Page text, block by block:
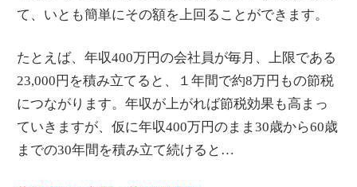
て、いとも簡単にその額を上回ることができます。
たとえば、年収400万円の会社員が毎月、上限である
23,000円を積み立てると、１年間で約8万円もの節税
につながります。年収が上がれば節税効果も高まっ
ていきますが、仮に年収400万円のまま30歳から60歳
までの30年間を積み立て続けると…